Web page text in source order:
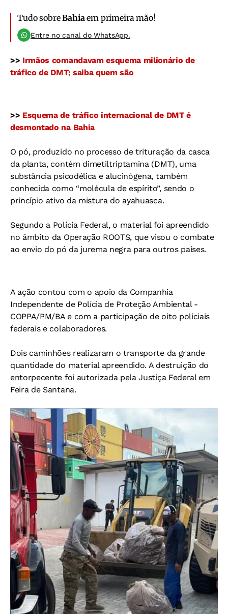
Tudo sobreBahiaem primeira mão!
Entre no canal do WhatsApp.
>> Irmãos comandavam esquema milionário de
tráfico de DMT; saiba quem são
>> Esquema de tráfico internacional de DMT é
desmontado na Bahia
O pó, produzido no processo de trituração da casca
da planta, contém dimetiltriptamina (DMT), uma
substância psicodélica e alucinógena, também
conhecida como “molécula de espírito”, sendo o
princípio ativo da mistura do ayahuasca.
Segundo a Polícia Federal, o material foi apreendido
no âmbito da Operação ROOTS, que visou o combate
ao envio do pó da jurema negra para outros países.
A ação contou com o apoio da Companhia
Independente de Polícia de Proteção Ambiental -
COPPA/PM/BA e com a participação de oito policiais
federais e colaboradores.
Dois caminhões realizaram o transporte da grande
quantidade do material apreendido. A destruição do
entorpecente foi autorizada pela Justiça Federal em
Feira de Santana.